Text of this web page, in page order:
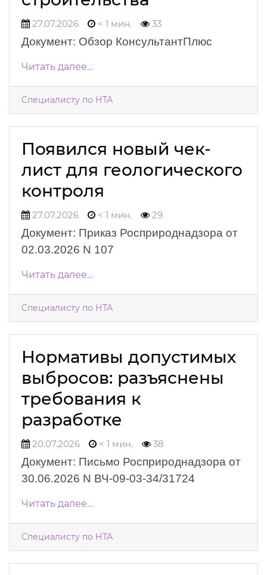
27.07.2026 < 1 мин. 33
Документ: Обзор КонсультантПлюс
Читать далее…
Специалисту по НТА
Появился новый чек-
лист для геологического
контроля
27.07.2026 < 1 мин. 29
Документ: Приказ Росприроднадзора от
02.03.2026 N 107
Читать далее…
Специалисту по НТА
Нормативы допустимых
выбросов: разъяснены
требования к
разработке
20.07.2026 < 1 мин. 38
Документ: Письмо Росприроднадзора от
30.06.2026 N ВЧ-09-03-34/31724
Читать далее…
Специалисту по НТА